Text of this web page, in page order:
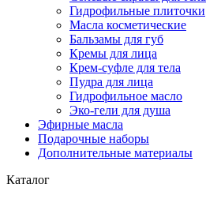
Гидрофильные плиточки
Масла косметические
Бальзамы для губ
Кремы для лица
Крем-суфле для тела
Пудра для лица
Гидрофильное масло
Эко-гели для душа
Эфирные масла
Подарочные наборы
Дополнительные материалы
Каталог